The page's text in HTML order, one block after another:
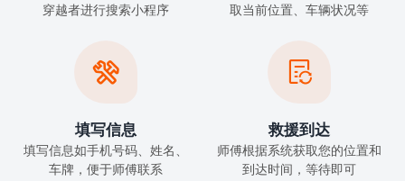
穿越者进行搜索小程序
取当前位置、车辆状况等

填写信息
填写信息如手机号码、姓名、
车牌，便于师傅联系

救援到达
师傅根据系统获取您的位置和
到达时间，等待即可